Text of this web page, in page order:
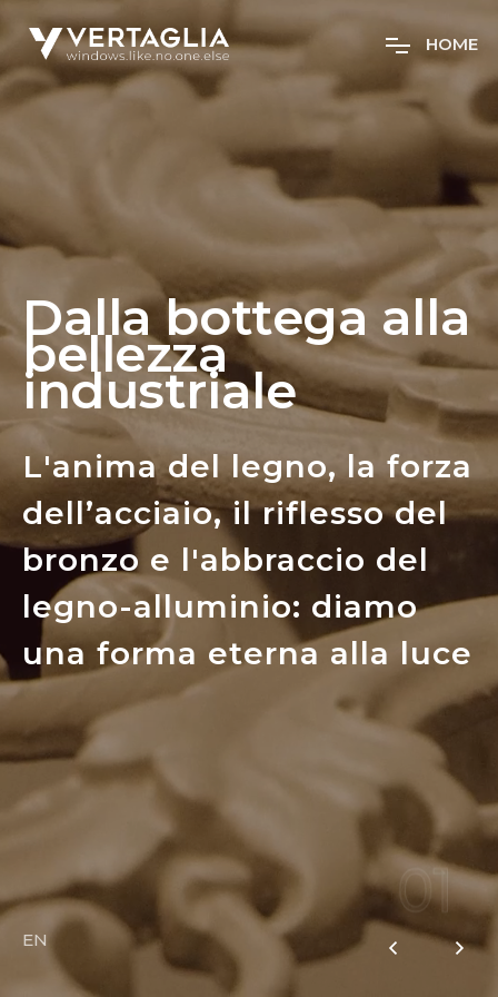
HOME
Dalla bottega alla
bellezza
industriale
L'anima del legno, la forza
dell’acciaio, il riflesso del
bronzo e l'abbraccio del
legno-alluminio: diamo
una forma eterna alla luce
EN
01